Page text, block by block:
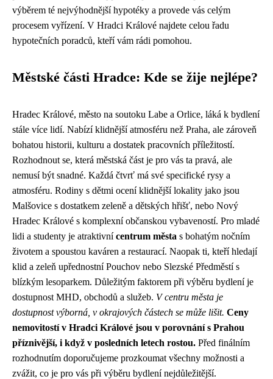
výběrem té nejvýhodnější hypotéky a provede vás celým
procesem vyřízení. V Hradci Králové najdete celou řadu
hypotečních poradců, kteří vám rádi pomohou.
Městské části Hradce: Kde se žije nejlépe?
Hradec Králové, město na soutoku Labe a Orlice, láká k bydlení
stále více lidí. Nabízí klidnější atmosféru než Praha, ale zároveň
bohatou historii, kulturu a dostatek pracovních příležitostí.
Rozhodnout se, která městská část je pro vás ta pravá, ale
nemusí být snadné. Každá čtvrť má své specifické rysy a
atmosféru. Rodiny s dětmi ocení klidnější lokality jako jsou
Malšovice s dostatkem zeleně a dětských hřišť, nebo Nový
Hradec Králové s komplexní občanskou vybaveností. Pro mladé
lidi a studenty je atraktivnícentrum města s bohatým nočním
životem a spoustou kaváren a restaurací. Naopak ti, kteří hledají
klid a zeleň upřednostní Pouchov nebo Slezské Předměstí s
blízkým lesoparkem. Důležitým faktorem při výběru bydlení je
dostupnost MHD, obchodů a služeb. V centru města je
dostupnost výborná, v okrajových částech se může lišit. Ceny
nemovitostí v Hradci Králové jsou v porovnání s Prahou
příznivější, i když v posledních letech rostou. Před finálním
rozhodnutím doporučujeme prozkoumat všechny možnosti a
zvážit, co je pro vás při výběru bydlení nejdůležitější.